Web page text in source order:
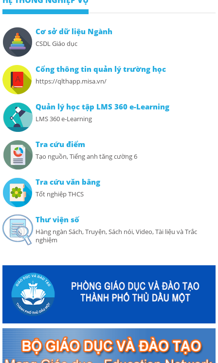
Cơ sở dữ liệu Ngành
CSDL Giáo dục
Cổng thông tin quản lý trường học
https://qlthapp.misa.vn/
Quản lý học tập LMS 360 e-Learning
LMS 360 e-Learning
Tra cứu điểm
Tạo nguồn, Tiếng anh tăng cường 6
Tra cứu văn bằng
Tốt nghiệp THCS
Thư viện số
Hàng ngàn Sách, Truyện, Sách nói, Video, Tài liệu và Trắc
nghiệm